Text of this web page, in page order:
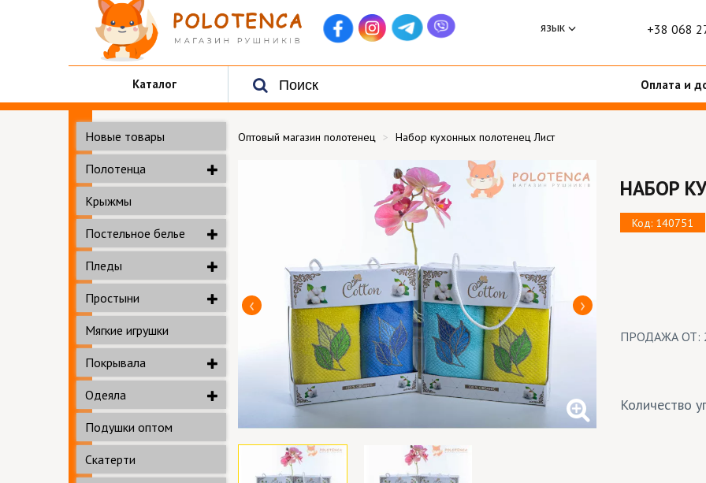
язык +38 068
Каталог Оплата и
Новые товары
Полотенца
Крыжмы
Постельное белье
Пледы
Простыни
Мягкие игрушки
Покрывала
Одеяла
Подушки оптом
Скатерти
Оптовый магазин полотенец Набор кухонных полотенец Лист
НАБОР
Код: 140751
ПРОДАЖА ОТ:
Количество